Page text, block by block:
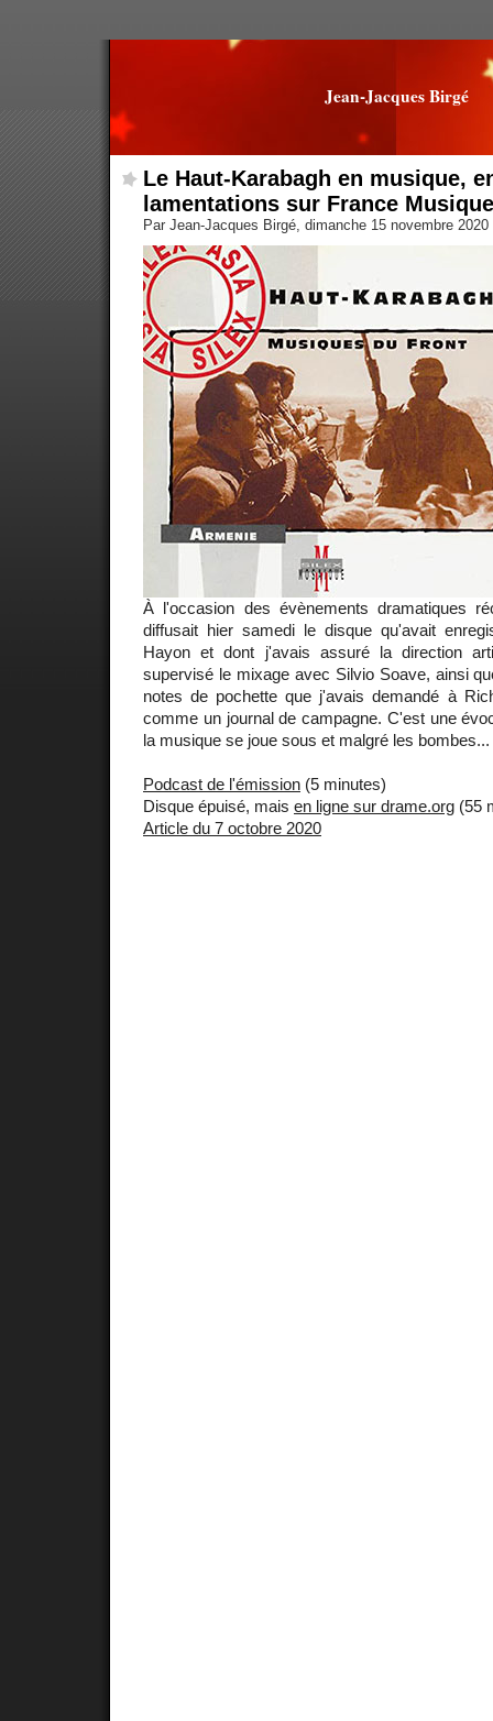
Jean-Jacques Birgé
Le Haut-Karabagh en musique,
lamentations sur France Musique
Par Jean-Jacques Birgé, dimanche 15 novembre
À l'occasion des évènements dramatiques
diffusait hier samedi le disque qu'avait
Hayon et dont j'avais assuré la direction
supervisé le mixage avec Silvio Soave, ainsi
notes de pochette que j'avais demandé à
comme un journal de campagne. C'est une
la musique se joue sous et malgré les bombes...
Podcast de l'émission (5 minutes)
Disque épuisé, mais en ligne sur drame.org (55
Article du 7 octobre 2020